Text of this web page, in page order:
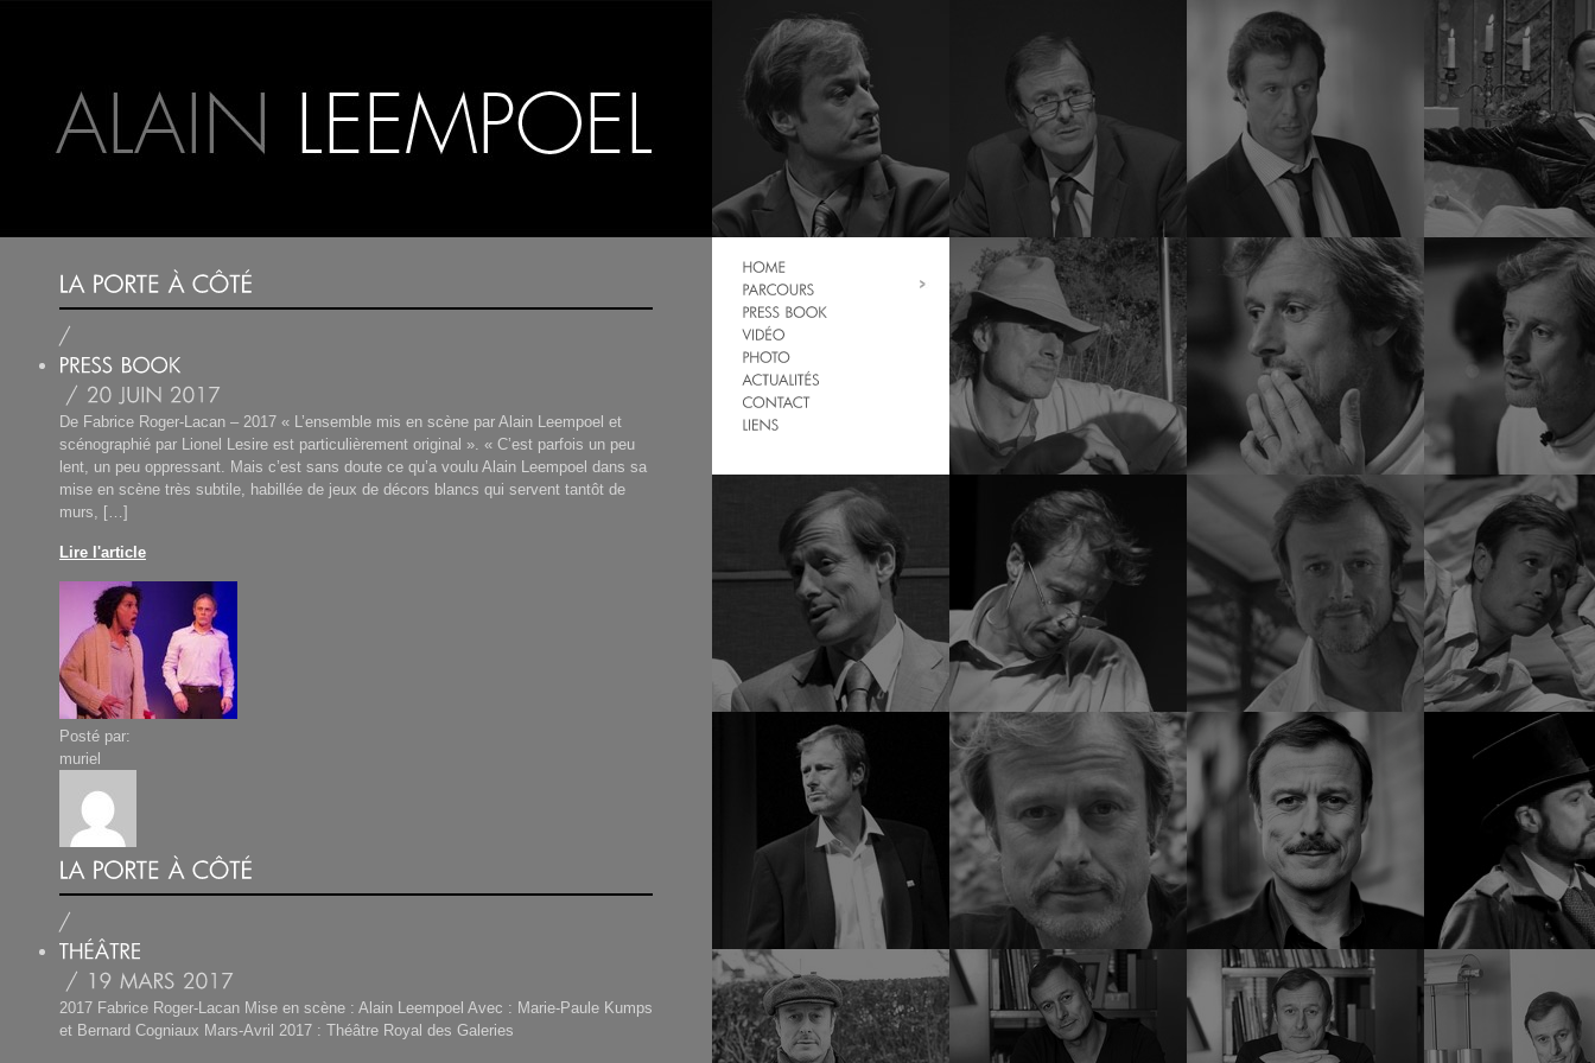
De Fabrice Roger-Lacan – 2017 « L’ensemble mis en scène par Alain Leempoel et
scénographié par Lionel Lesire est particulièrement original ». « C’est parfois un peu
lent, un peu oppressant. Mais c’est sans doute ce qu’a voulu Alain Leempoel dans sa
mise en scène très subtile, habillée de jeux de décors blancs qui servent tantôt de
murs, […]
Lire l'article
Posté par:
muriel
2017 Fabrice Roger-Lacan Mise en scène : Alain Leempoel Avec : Marie-Paule Kumps
et Bernard Cogniaux Mars-Avril 2017 : Théâtre Royal des Galeries